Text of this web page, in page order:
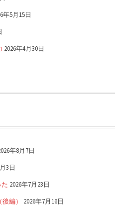
年5月15日
2026年4月30日
年8月7日
3日
2026年7月23日
編） 2026年7月16日